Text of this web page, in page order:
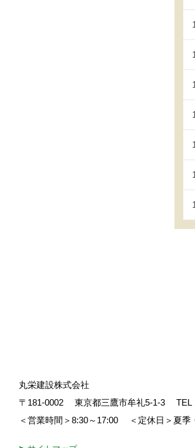
丸栄建設株式会社
〒181-0002
東京都三鷹市牟礼5-1-3 TEL
＜営業時間＞8:30～17:00
＜定休日＞夏季